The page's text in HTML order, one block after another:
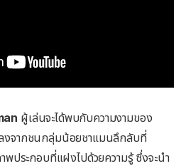
ผู้เล่นจะได้พบกับความงามของ
ลงจากชนกลุ่มน้อยชาแมนลึกลับที่
าพประกอบที่แฝงไปด้วยความรู้ ซึ่งจะนำ